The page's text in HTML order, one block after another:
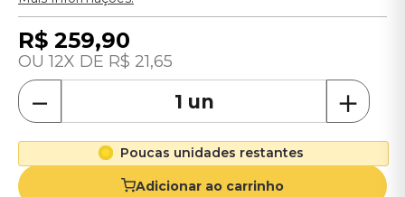
R$ 259,90
12 R$ 21,65
＋
－
Poucas unidades restantes
Adicionar ao carrinho